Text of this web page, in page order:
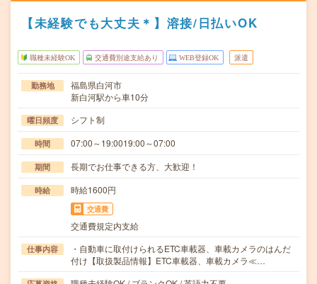
【未経験でも大丈夫＊】溶接/日払いOK
職種未経験OK 交通費別途支給あり WEB登録OK 派遣
勤務地
福島県白河市
新白河駅から車10分
曜日頻度 シフト制
時間 07:00～19:0019:00～07:00
期間 長期でお仕事できる方、大歓迎！
時給 時給1600円
交通費
交通費規定内支給
仕事内容
・自動車に取付けられるETC車載器、車載カメラのはんだ
付け【取扱製品情報】ETC車載器、車載カメラ≪…